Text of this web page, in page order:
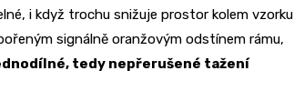
i když trochu snižuje prostor kolem vzorku
signálně oranžovým odstínem rámu,
tedy nepřerušené tažení